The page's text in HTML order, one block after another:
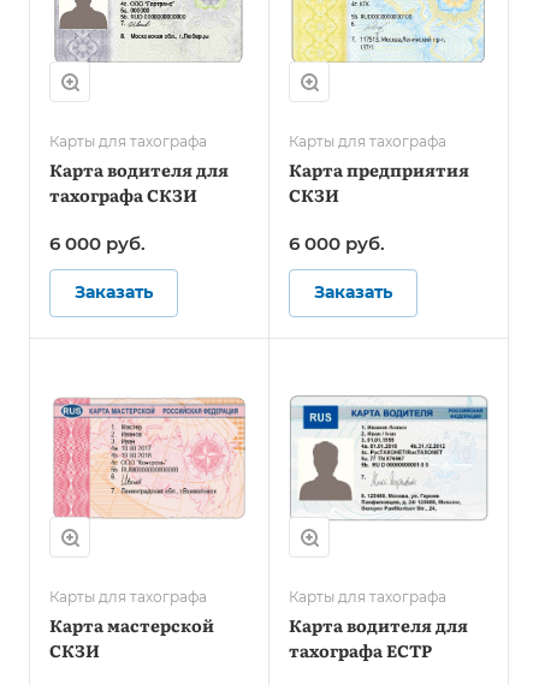
Карты для тахографа
Карта водителя для
тахографа СКЗИ
6 000 руб.
Заказать
Карты для тахографа
Карта предприятия
СКЗИ
6 000 руб.
Заказать
Карты для тахографа
Карта мастерской
СКЗИ
Карты для тахографа
Карта водителя для
тахографа ЕСТР